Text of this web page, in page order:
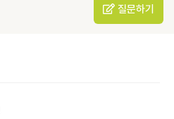
질문하기